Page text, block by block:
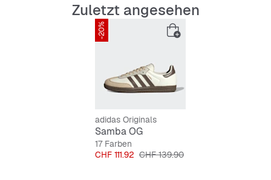
Schnürsenkel
Obermaterial aus Leder
Synthetikfutter
Zuletzt angesehen
-20%
adidas Originals
Samba OG
17 Farben
Preis
CHF 111.92 Originalpreis
CHF 139.90